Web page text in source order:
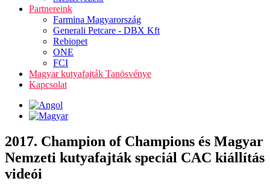
Partnereink
Farmina Magyarország
Generali Petcare - DBX Kft
Rebiopet
ONE
FCI
Magyar kutyafajták Tanösvénye
Kapcsolat
2017. Champion of Champions és Magyar
Nemzeti kutyafajták speciál CAC kiállítás
videói